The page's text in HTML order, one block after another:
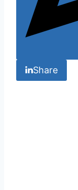
Share